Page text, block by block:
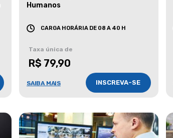
Humanos
CARGA HORÁRIA DE 08 A 40 H
Taxa única de
R$ 79,90
SAIBA MAIS INSCREVA-SE